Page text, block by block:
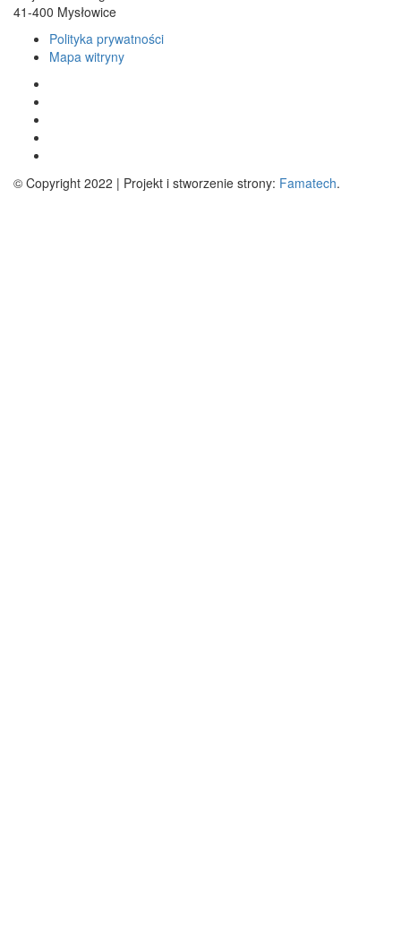
41-400 Mysłowice
Polityka prywatności
Mapa witryny
© Copyright 2022 | Projekt i stworzenie strony: Famatech.